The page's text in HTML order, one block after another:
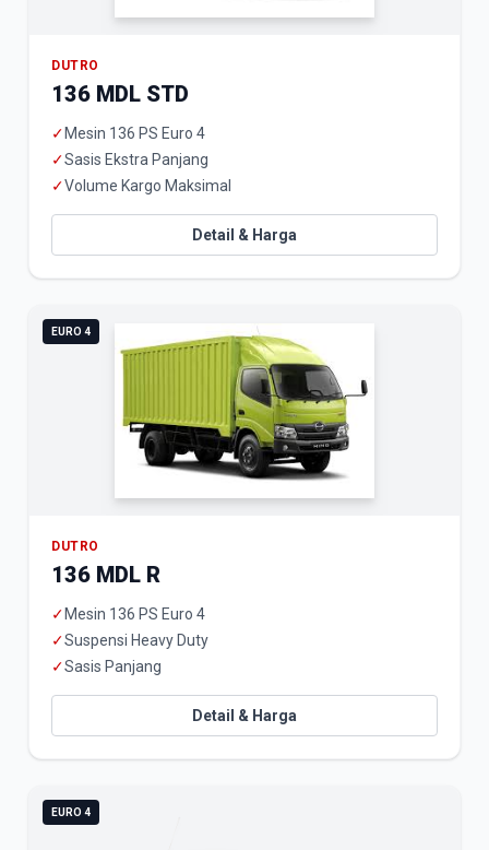
DUTRO
136 MDL STD
✓ Mesin 136 PS Euro 4
✓Sasis Ekstra Panjang
✓Volume Kargo Maksimal
Detail & Harga
EURO 4
DUTRO
136 MDL R
✓ Mesin 136 PS Euro 4
✓Suspensi Heavy Duty
✓Sasis Panjang
Detail & Harga
EURO 4